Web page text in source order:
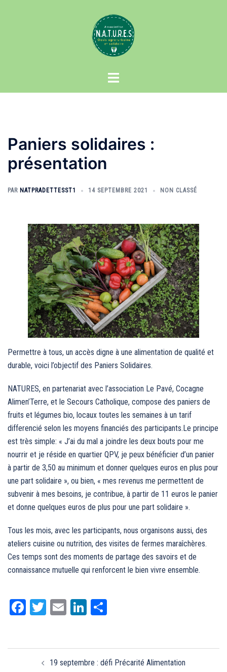
Ouvrir/fermer
Paniers solidaires :
présentation
PAR NATPRADETTESST1 14 SEPTEMBRE 2021 NON CLASSÉ
Permettre à tous, un accès digne à une alimentation de qualité et
durable, voici l’objectif des Paniers Solidaires.
NATURES, en partenariat avec l’association Le Pavé, Cocagne
Alimen’Terre, et le Secours Catholique, compose des paniers de
fruits et légumes bio, locaux toutes les semaines à un tarif
differencié selon les moyens financiés des participants.Le principe
est très simple: « J’ai du mal a joindre les deux bouts pour me
nourrir et je réside en quartier QPV, je peux bénéficier d’un panier
à partir de 3,50 au minimum et donner quelques euros en plus pour
une part solidaire », ou bien, « mes revenus me permettent de
subvenir à mes besoins, je contribue, à partir de 11 euros le panier
et donne quelques euros de plus pour une part solidaire ».
Tous les mois, avec les participants, nous organisons aussi, des
ateliers cuisine ou nutrition, des visites de fermes maraîchères.
Ces temps sont des moments de partage des savoirs et de
connaissance mutuelle qui renforcent le bien vivre ensemble.
Facebook
Twitter
EmailLinkedIn
d’article19 septembre : défi Précarité Alimentation